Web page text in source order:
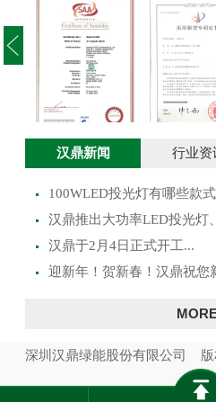
澳大利亚SAA证
书
投光灯实
汉鼎新闻 行业资
100WLED投光灯有哪些款
汉鼎推出大功率LED投光灯
汉鼎于2月4日正式开工...
迎新年！贺新春！汉鼎祝您
深圳汉鼎绿能股份有限公司 版